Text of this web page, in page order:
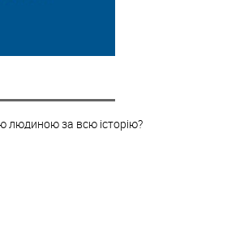
людиною за всю історію?